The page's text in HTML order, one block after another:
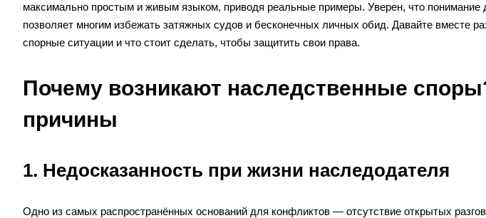
максимально простым и живым языком, приводя реальные примеры. Уверен, что понимание
позволяет многим избежать затяжных судов и бесконечных личных обид. Давайте вместе
спорные ситуации и что стоит сделать, чтобы защитить свои права.
Почему возникают наследственные
причины
1. Недосказанность при жизни наследодателя
Одно из самых распространённых оснований для конфликтов — отсутствие открытых